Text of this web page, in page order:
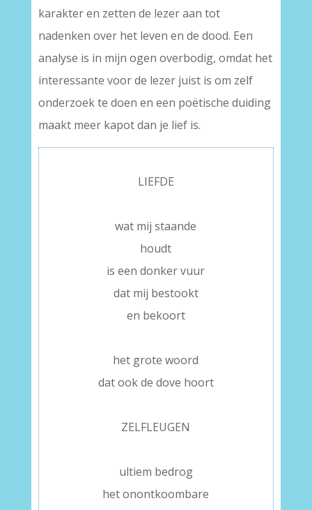
karakter en zetten de lezer aan tot
nadenken over het leven en de dood. Een
analyse is in mijn ogen overbodig, omdat het
interessante voor de lezer juist is om zelf
onderzoek te doen en een poëtische duiding
maakt meer kapot dan je lief is.
LIEFDE
wat mij staande
houdt
is een donker vuur
dat mij bestookt
en bekoort
het grote woord
dat ook de dove hoort
ZELFLEUGEN
ultiem bedrog
het onontkoombare